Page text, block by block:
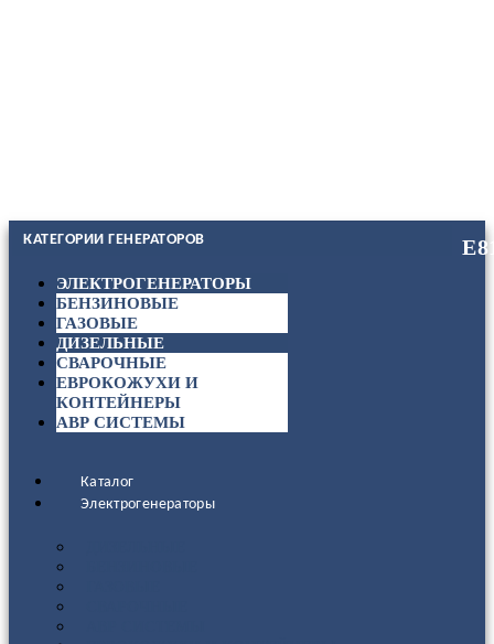
КАТЕГОРИИ ГЕНЕРАТОРОВ
ЭЛЕКТРОГЕНЕРАТОРЫ
БЕНЗИНОВЫЕ
ГАЗОВЫЕ
ДИЗЕЛЬНЫЕ
СВАРОЧНЫЕ
ЕВРОКОЖУХИ И
КОНТЕЙНЕРЫ
АВР СИСТЕМЫ
Каталог
Электрогенераторы